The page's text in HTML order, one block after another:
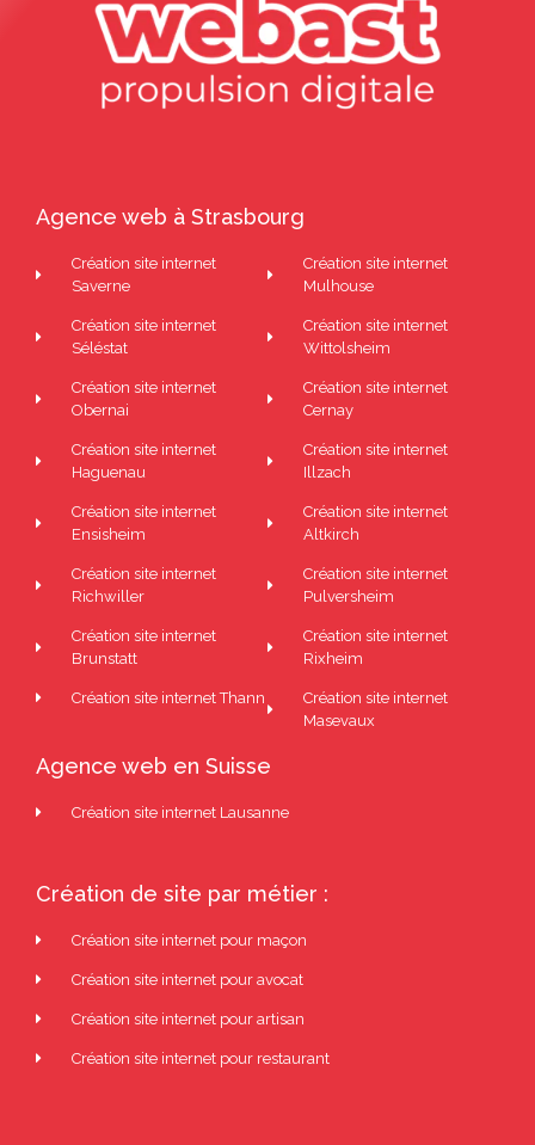
Agence web à Strasbourg
Création site internet
Saverne
Création site internet
Séléstat
Création site internet
Obernai
Création site internet
Haguenau
Création site internet
Ensisheim
Création site internet
Richwiller
Création site internet
Brunstatt
Création site internet Thann
Création site internet
Mulhouse
Création site internet
Wittolsheim
Création site internet
Cernay
Création site internet
Illzach
Création site internet
Altkirch
Création site internet
Pulversheim
Création site internet
Rixheim
Création site internet
Masevaux
Agence web en Suisse
Création site internet Lausanne
Création de site par métier :
Création site internet pour maçon
Création site internet pour avocat
Création site internet pour artisan
Création site internet pour restaurant